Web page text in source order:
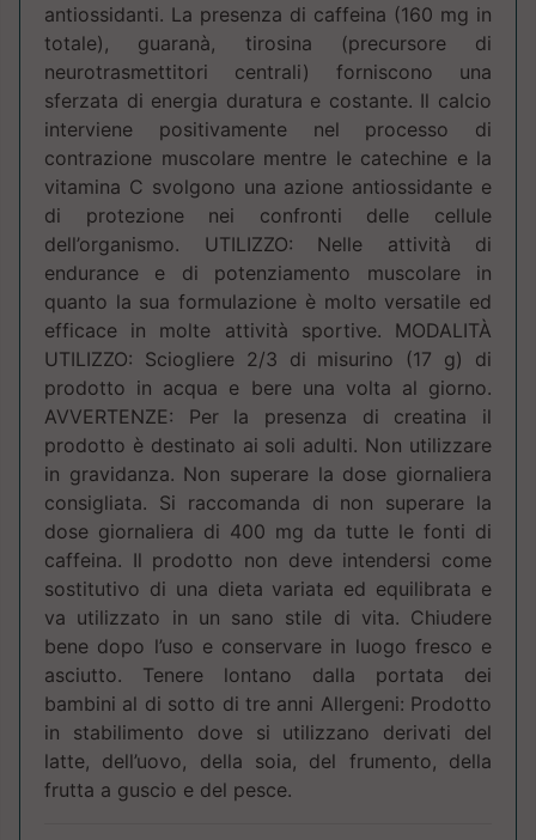
antiossidanti. La presenza di caffeina (160 mg in
totale), guaranà, tirosina (precursore di
neurotrasmettitori centrali) forniscono una
sferzata di energia duratura e costante. Il calcio
interviene positivamente nel processo di
contrazione muscolare mentre le catechine e la
vitamina C svolgono una azione antiossidante e
di protezione nei confronti delle cellule
dell’organismo. UTILIZZO: Nelle attività di
endurance e di potenziamento muscolare in
quanto la sua formulazione è molto versatile ed
efficace in molte attività sportive. MODALITÀ
UTILIZZO: Sciogliere 2/3 di misurino (17 g) di
prodotto in acqua e bere una volta al giorno.
AVVERTENZE: Per la presenza di creatina il
prodotto è destinato ai soli adulti. Non utilizzare
in gravidanza. Non superare la dose giornaliera
consigliata. Si raccomanda di non superare la
dose giornaliera di 400 mg da tutte le fonti di
caffeina. Il prodotto non deve intendersi come
sostitutivo di una dieta variata ed equilibrata e
va utilizzato in un sano stile di vita. Chiudere
bene dopo l’uso e conservare in luogo fresco e
asciutto. Tenere lontano dalla portata dei
bambini al di sotto di tre anni Allergeni: Prodotto
in stabilimento dove si utilizzano derivati del
latte, dell’uovo, della soia, del frumento, della
frutta a guscio e del pesce.